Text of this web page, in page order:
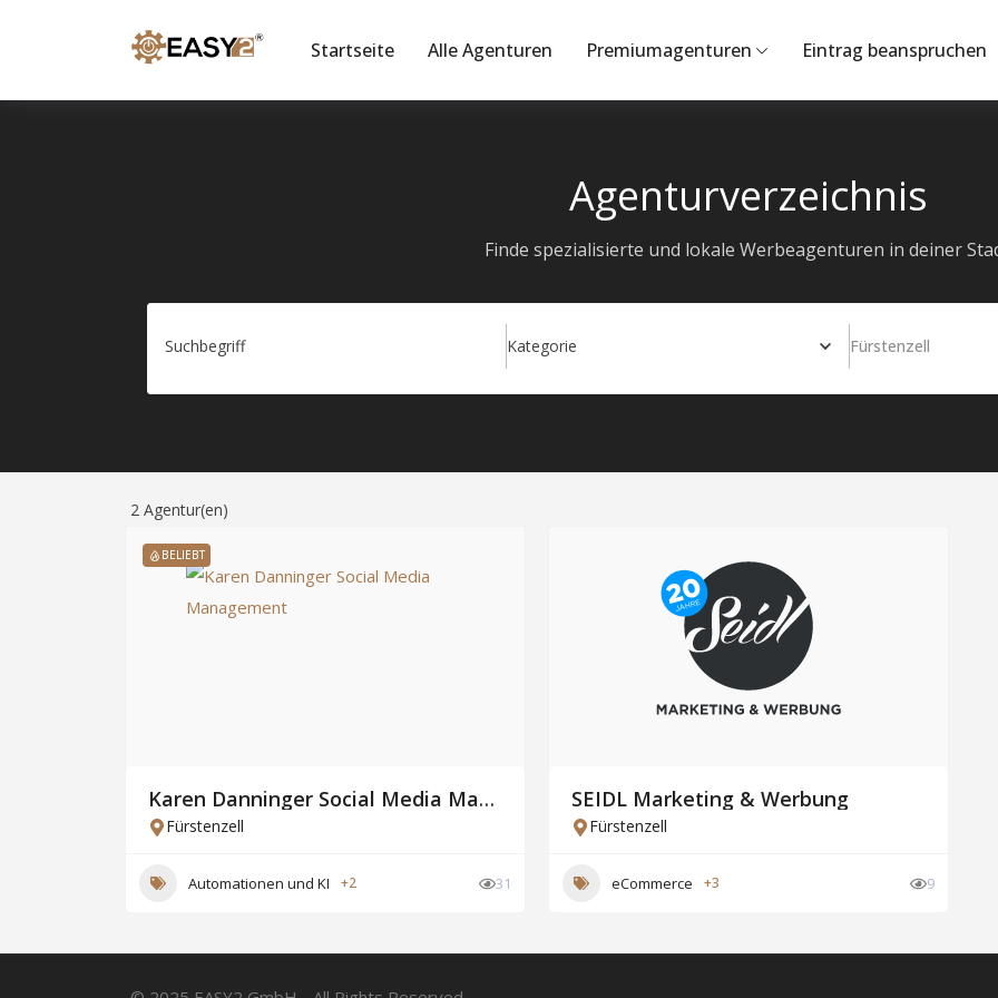
Startseite Alle Agenturen Premiumagenturen Eintrag beanspruchen
Agenturverzeichnis
Finde spezialisierte und lokale Werbeagenturen in deiner
Suchbegriff Kategorie Fürstenzell
2 Agentur(en)
BELIEBT
Karen Danninger Social Media Management
Fürstenzell
Automationen und KI +2 31
SEIDL Marketing & Werbung
Fürstenzell
eCommerce +3 9